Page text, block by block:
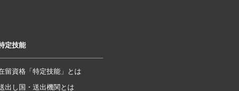
定技能
留資格「特定技能」とは
出し国・送出機関とは